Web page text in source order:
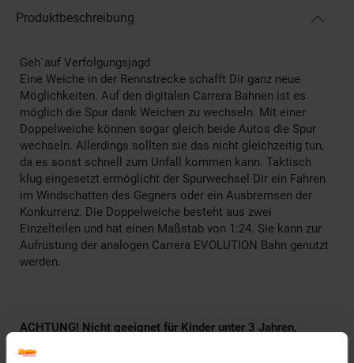
Produktbeschreibung
Geh´auf Verfolgungsjagd
Eine Weiche in der Rennstrecke schafft Dir ganz neue
Möglichkeiten. Auf den digitalen Carrera Bahnen ist es
möglich die Spur dank Weichen zu wechseln. Mit einer
Doppelweiche können sogar gleich beide Autos die Spur
wechseln. Allerdings sollten sie das nicht gleichzeitig tun,
da es sonst schnell zum Unfall kommen kann. Taktisch
klug eingesetzt ermöglicht der Spurwechsel Dir ein Fahren
im Windschatten des Gegners oder ein Ausbremsen der
Konkurrenz. Die Doppelweiche besteht aus zwei
Einzelteilen und hat einen Maßstab von 1:24. Sie kann zur
Aufrüstung der analogen Carrera EVOLUTION Bahn genutzt
werden.
ACHTUNG! Nicht geeignet für Kinder unter 3 Jahren,